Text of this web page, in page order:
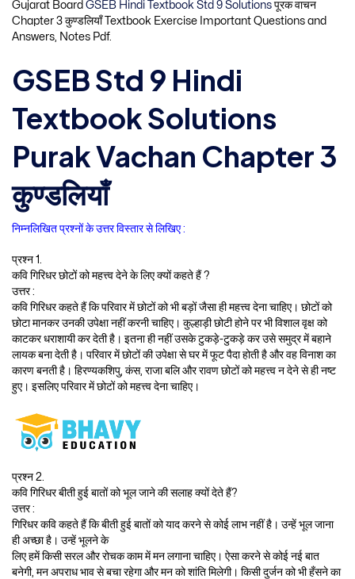
Gujarat Board GSEB Hindi Textbook Std 9 Solutions पूरक वाचन
Chapter 3 कुण्डलियाँ Textbook Exercise Important Questions and
Answers, Notes Pdf.
GSEB Std 9 Hindi
Textbook Solutions
Purak Vachan Chapter 3
कुण्डलियाँ
निम्नलिखित प्रश्नों के उत्तर विस्तार से लिखिए :
प्रश्न 1.
कवि गिरिधर छोटों को महत्त्व देने के लिए क्यों कहते हैं ?
उत्तर :
कवि गिरिधर कहते हैं कि परिवार में छोटों को भी बड़ों जैसा ही महत्त्व देना चाहिए। छोटों को
छोटा मानकर उनकी उपेक्षा नहीं करनी चाहिए। कुल्हाड़ी छोटी होने पर भी विशाल वृक्ष को
काटकर धराशायी कर देती है। इतना ही नहीं उसके टुकड़े-टुकड़े कर उसे समुद्र में बहाने
लायक बना देती है। परिवार में छोटों की उपेक्षा से घर में फूट पैदा होती है और वह विनाश का
कारण बनती है। हिरण्यकशिपु, कंस, राजा बलि और रावण छोटों को महत्त्व न देने से ही नष्ट
हुए। इसलिए परिवार में छोटों को महत्त्व देना चाहिए।
प्रश्न 2.
कवि गिरिधर बीती हुई बातों को भूल जाने की सलाह क्यों देते हैं?
उत्तर :
गिरिधर कवि कहते हैं कि बीती हुई बातों को याद करने से कोई लाभ नहीं है। उन्हें भूल जाना
ही अच्छा है। उन्हें भूलने के
लिए हमें किसी सरल और रोचक काम में मन लगाना चाहिए। ऐसा करने से कोई नई बात
बनेगी, मन अपराध भाव से बचा रहेगा और मन को शांति मिलेगी। किसी दुर्जन को भी हँसने का